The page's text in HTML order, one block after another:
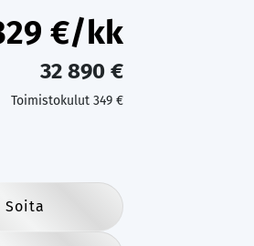
€/kk
32 890 €
Toimistokulut 349 €
Soita